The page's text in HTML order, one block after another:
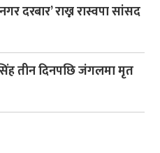
दरबार’ राख्न रास्वपा सांसद
तीन दिनपछि जंगलमा मृत